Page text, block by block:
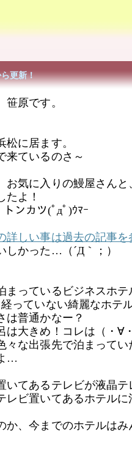
更新！
笹原です。
松に居ます。
来ているのさ～
お気に入りの鰻屋さん
たよ！
トンカツ(ﾟдﾟ)ｳﾏｰ
詳しい事は過去の記事
しかった…（´Д｀；）
まっているビジネスホ
っていない綺麗なホテ
は普通かなー？
は大きめ！コレは（・∀
々な出張先で泊まって
…
いてあるテレビが液晶
レビ置いてあるホテル
か、今までのホテルは